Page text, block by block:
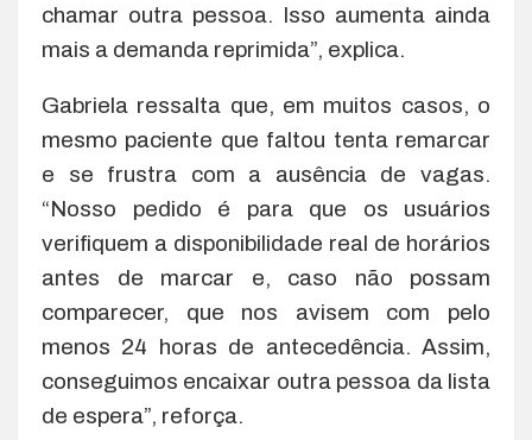
chamar outra pessoa. Isso aumenta ainda
mais a demanda reprimida”, explica.
Gabriela ressalta que, em muitos casos, o
mesmo paciente que faltou tenta remarcar
e se frustra com a ausência de vagas.
“Nosso pedido é para que os usuários
verifiquem a disponibilidade real de horários
antes de marcar e, caso não possam
comparecer, que nos avisem com pelo
menos 24 horas de antecedência. Assim,
conseguimos encaixar outra pessoa da lista
de espera”, reforça.